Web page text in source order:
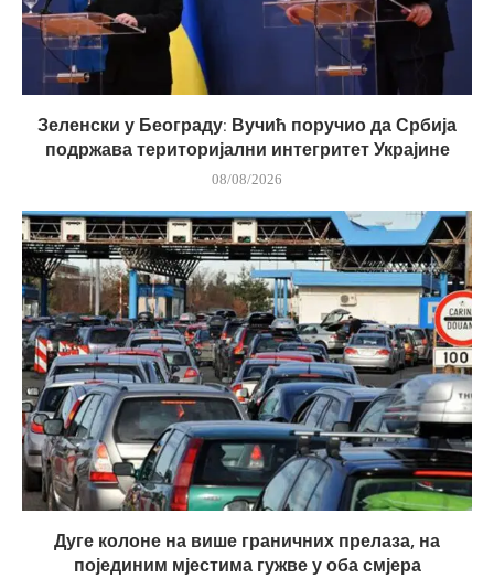
Зеленски у Београду: Вучић поручио да Србија
подржава територијални интегритет Украјине
08/08/2026
Дуге колоне на више граничних прелаза, на
појединим мјестима гужве у оба смјера